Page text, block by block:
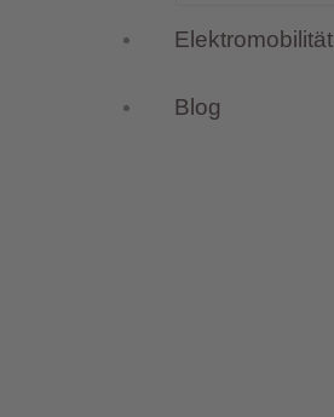
Elektromobilität
Blog